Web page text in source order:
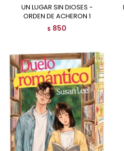
UN LUGAR SIN DIOSES -
ORDEN DE ACHERON 1
$ 850